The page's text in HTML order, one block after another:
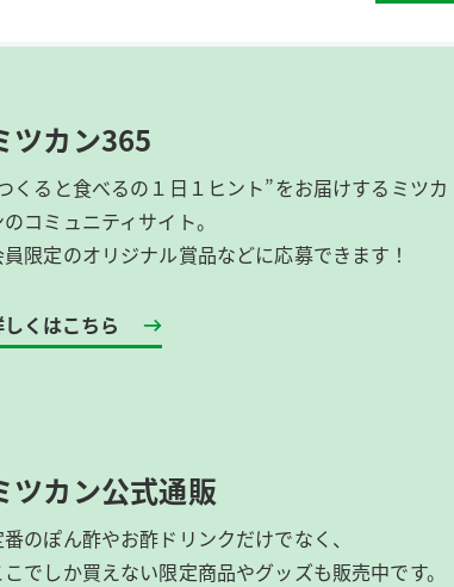
ツカン365
くると食べるの１日１ヒント”をお届けするミツカ
のコミュニティサイト。
限定のオリジナル賞品などに応募できます！
くはこちら
ツカン公式通販
番のぽん酢やお酢ドリンクだけでなく、
こでしか買えない限定商品やグッズも販売中です。